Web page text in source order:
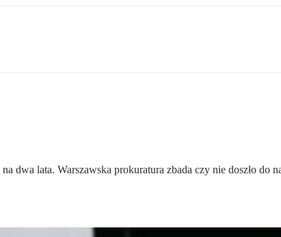
lata. Warszawska prokuratura zbada czy nie doszło do